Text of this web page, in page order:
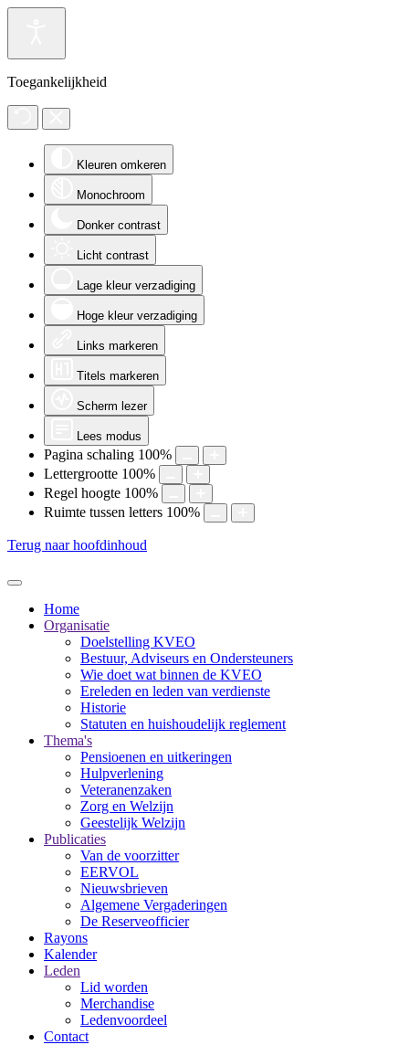
Toegankelijkheid
Kleuren omkeren
Monochroom
Donker contrast
Licht contrast
Lage kleur verzadiging
Hoge kleur verzadiging
Links markeren
Titels markeren
Scherm lezer
Lees modus
Pagina schaling 100%
Lettergrootte 100%
Regel hoogte 100%
Ruimte tussen letters 100%
Terug naar hoofdinhoud
Home
Organisatie
Doelstelling KVEO
Bestuur, Adviseurs en Ondersteuners
Wie doet wat binnen de KVEO
Ereleden en leden van verdienste
Historie
Statuten en huishoudelijk reglement
Thema's
Pensioenen en uitkeringen
Hulpverlening
Veteranenzaken
Zorg en Welzijn
Geestelijk Welzijn
Publicaties
Van de voorzitter
EERVOL
Nieuwsbrieven
Algemene Vergaderingen
De Reserveofficier
Rayons
Kalender
Leden
Lid worden
Merchandise
Ledenvoordeel
Contact